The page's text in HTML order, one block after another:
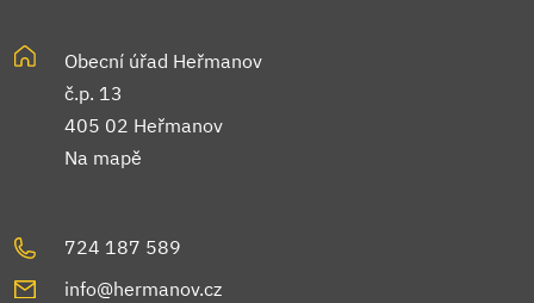
Obecní úřad Heřmanov
č.p. 13
405 02 Heřmanov
Na mapě
724 187 589
info@hermanov.cz